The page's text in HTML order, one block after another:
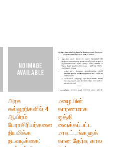
அரசு
கல்லூரிகளில் 4
ஆயிரம்
பேராசிரியர்களை
நியமிக்க
நடவடிக்கை:
மழையின்
காரணமாக
ஒத்தி
வைக்கப்பட்ட
மாவட்டங்களுக்
கான தேர்வு கால